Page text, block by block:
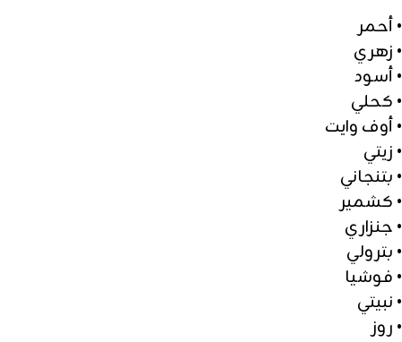
• أحمر
• زهري
• أسود
• كحلي
• أوف وايت
• زيتي
• بتنجاني
• كشمير
• جنزاري
• بترولي
• فوشيا
• نبيتي
• روز